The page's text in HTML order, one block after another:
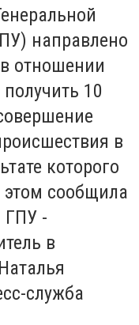
енеральной
направлено
отношении
10
в
которого
этом сообщила
ГПУ -
в
служба